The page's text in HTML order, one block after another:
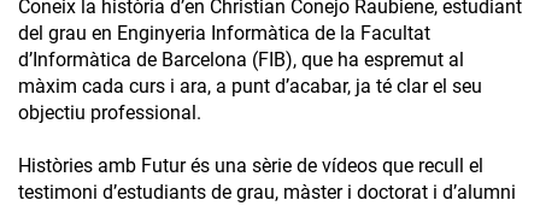
Coneix la història d’en Christian Conejo Raubiene, estudiant
del grau en Enginyeria Informàtica de la Facultat
d’Informàtica de Barcelona (FIB), que ha espremut al
màxim cada curs i ara, a punt d’acabar, ja té clar el seu
objectiu professional.
Històries amb Futur és una sèrie de vídeos que recull el
testimoni d’estudiants de grau, màster i doctorat i d’alumni